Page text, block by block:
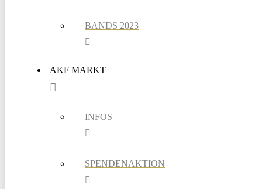
BANDS 2023
AKF MARKT
INFOS
SPENDENAKTION